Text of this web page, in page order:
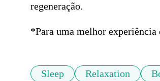
regeneração.
*Para uma melhor experiência
Sleep Relaxation